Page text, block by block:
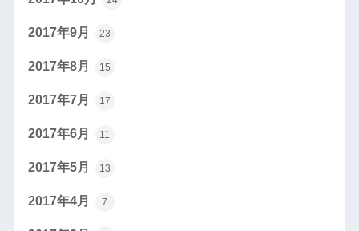
2017年9月 23
2017年8月 15
2017年7月 17
2017年6月 11
2017年5月 13
2017年4月 7